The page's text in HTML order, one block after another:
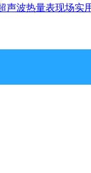
声波热量表现场实